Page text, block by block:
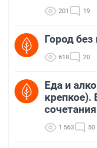
201 19
Город
618 20
Еда и
сочетания
1 563 50